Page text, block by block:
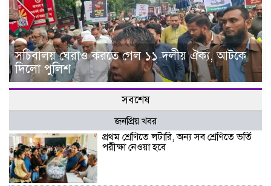
সচিবালয় ঘেরাও করতে গেল ১১ দলীয় ঐক্য, আটকে
দিলো পুলিশ
সবশেষ
জনপ্রিয় খবর
প্রথম শ্রেণিতে লটারি, অন্য সব শ্রেণিতে ভর্তি
পরীক্ষা নেওয়া হবে